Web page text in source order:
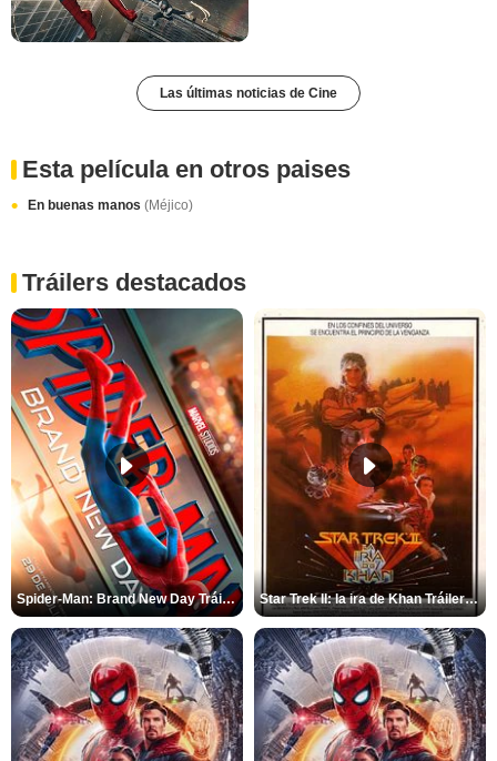
Las últimas noticias de Cine
Esta película en otros paises
En buenas manos (Méjico)
Tráilers destacados
Spider-Man: Brand New Day Tráiler (3) Star Trek II: la ira de Khan Tráiler VO